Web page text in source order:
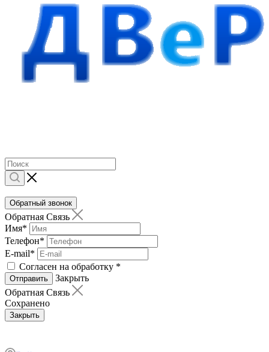
Обратный звонок
Обратная Связь
Имя*
Телефон*
E-mail*
Согласен на обработку *
Отправить
Закрыть
Обратная Связь
Сохранено
Закрыть